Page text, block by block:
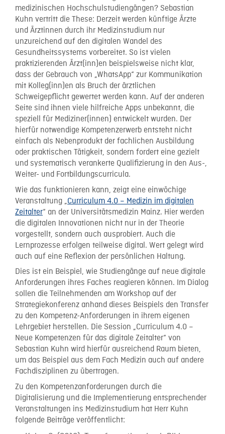
medizinischen Hochschulstudiengängen? Sebastian
Kuhn vertritt die These: Derzeit werden künftige Ärzte
und Ärztinnen durch ihr Medizinstudium nur
unzureichend auf den digitalen Wandel des
Gesundheitssystems vorbereitet. So ist vielen
praktizierenden Ärzt(inn)en beispielsweise nicht klar,
dass der Gebrauch von „WhatsApp“ zur Kommunikation
mit Kolleg(inn)en als Bruch der ärztlichen
Schweigepflicht gewertet werden kann. Auf der anderen
Seite sind ihnen viele hilfreiche Apps unbekannt, die
speziell für Mediziner(innen) entwickelt wurden. Der
hierfür notwendige Kompetenzerwerb entsteht nicht
einfach als Nebenprodukt der fachlichen Ausbildung
oder praktischen Tätigkeit, sondern fordert eine gezielt
und systematisch verankerte Qualifizierung in den Aus-,
Weiter- und Fortbildungscurricula.
Wie das funktionieren kann, zeigt eine einwöchige
Veranstaltung „Curriculum 4.0 – Medizin im digitalen
Zeitalter“ an der Universitätsmedizin Mainz. Hier werden
die digitalen Innovationen nicht nur in der Theorie
vorgestellt, sondern auch ausprobiert. Auch die
Lernprozesse erfolgen teilweise digital. Wert gelegt wird
auch auf eine Reflexion der persönlichen Haltung.
Dies ist ein Beispiel, wie Studiengänge auf neue digitale
Anforderungen ihres Faches reagieren können. Im Dialog
sollen die Teilnehmenden am Workshop auf der
Strategiekonferenz anhand dieses Beispiels den Transfer
zu den Kompetenz-Anforderungen in ihrem eigenen
Lehrgebiet herstellen. Die Session „Curriculum 4.0 –
Neue Kompetenzen für das digitale Zeitalter“ von
Sebastian Kuhn wird hierfür ausreichend Raum bieten,
um das Beispiel aus dem Fach Medizin auch auf andere
Fachdisziplinen zu übertragen.
Zu den Kompetenzanforderungen durch die
Digitalisierung und die Implementierung entsprechender
Veranstaltungen ins Medizinstudium hat Herr Kuhn
folgende Beiträge veröffentlicht: